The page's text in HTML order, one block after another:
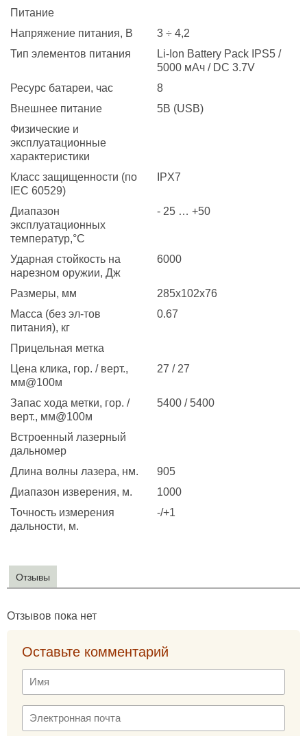
Питание
Напряжение питания, B
3 ÷ 4,2
Тип элементов питания
Li-Ion Battery Pack IPS5 /
5000 мАч / DC 3.7V
Ресурс батареи, час
8
Внешнее питание
5В (USB)
Физические и
эксплуатационные
характеристики
Класс защищенности (по
IEC 60529)
IPX7
Диапазон
эксплуатационных
температур,°С
- 25 … +50
Ударная стойкость на
нарезном оружии, Дж
6000
Размеры, мм
285x102x76
Масса (без эл-тов
питания), кг
0.67
Прицельная метка
Цена клика, гор. / верт.,
мм@100м
27 / 27
Запас хода метки, гор. /
верт., мм@100м
5400 / 5400
Встроенный лазерный
дальномер
Длина волны лазера, нм.
905
Диапазон изверения, м.
1000
Точность измерения
дальности, м.
-/+1
Отзывы
Отзывов пока нет
Оставьте комментарий